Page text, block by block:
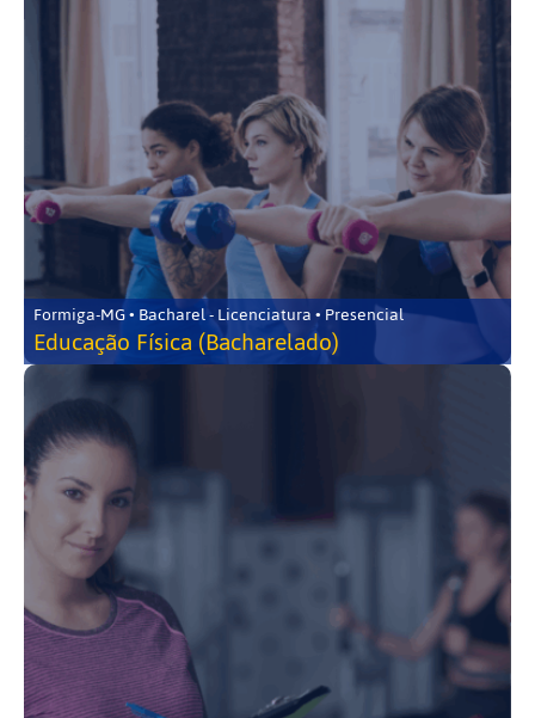
Formiga-MG • Bacharel - Licenciatura • Presencial
Educação Física (Bacharelado)